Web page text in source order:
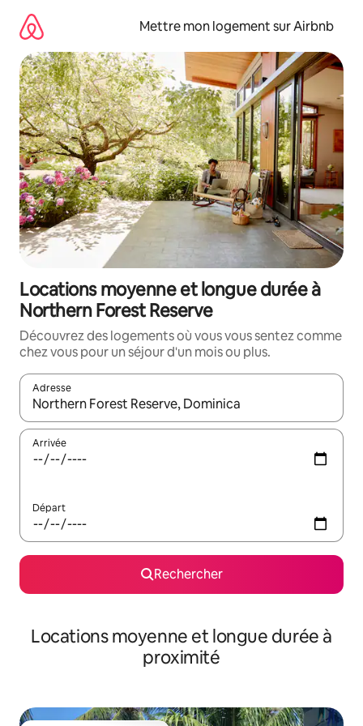
directement
contenu
Mettre mon logement sur Airbnb
Locations moyenne et longue durée à
Northern Forest Reserve
Découvrez des logements où vous vous sentez comme
chez vous pour un séjour d'un mois ou plus.
Adresse
Lorsque les résultats s'affichent, utilisez les flèches vers le
Arrivée
Départ
Rechercher
Locations moyenne et longue durée à
proximité